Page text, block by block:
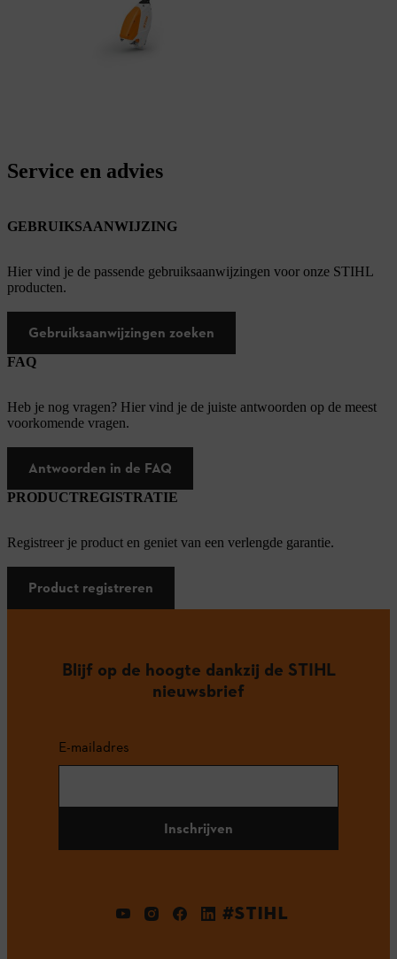
Service en advies
GEBRUIKSAANWIJZING
Hier vind je de passende gebruiksaanwijzingen voor onze STIHL
producten.
Gebruiksaanwijzingen zoeken
FAQ
Heb je nog vragen? Hier vind je de juiste antwoorden op de meest
voorkomende vragen.
Antwoorden in de FAQ
PRODUCTREGISTRATIE
Registreer je product en geniet van een verlengde garantie.
Product registreren
Blijf op de hoogte dankzij de STIHL
nieuwsbrief
E-mailadres
Inschrijven
#STIHL